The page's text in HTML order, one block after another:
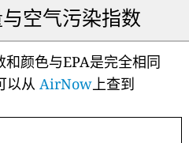
空气污染指数
颜色与EPA是完全相同
以从 AirNow上查到